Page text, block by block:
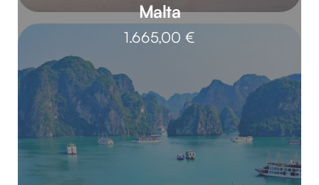
Malta
1.665,00 €